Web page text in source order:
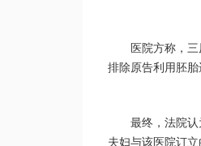
医院方称，
排除原告利用胚
最终，法院
夫妇与该医院订